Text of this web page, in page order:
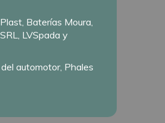
Baterías Moura,
LVSpada y
automotor, Phales